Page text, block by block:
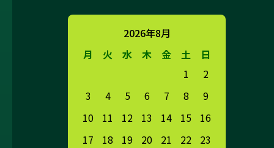
2026年8月
月
火 水 木 金 土
日
1
2
3
4 5 6 7 8
9
10
11 12 13 14 15
16
17
18 19 20 21 22
23